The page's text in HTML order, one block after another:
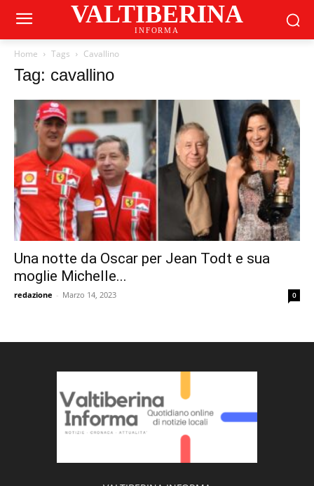
VALTIBERINA
INFORMA
Home Tags Cavallino
Tag: cavallino
Una notte da Oscar per Jean Todt e sua
moglie Michelle...
redazione - Marzo 14, 2023 0